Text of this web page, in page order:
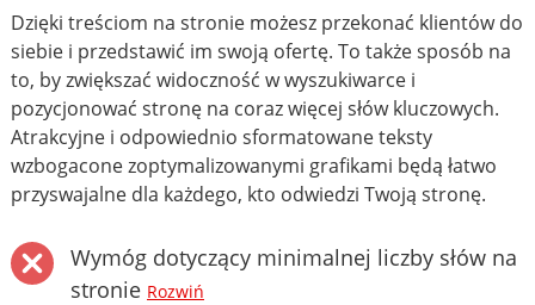
Dzięki treściom na stronie możesz przekonać klientów do
siebie i przedstawić im swoją ofertę. To także sposób na
to, by zwiększać widoczność w wyszukiwarce i
pozycjonować stronę na coraz więcej słów kluczowych.
Atrakcyjne i odpowiednio sformatowane teksty
wzbogacone zoptymalizowanymi grafikami będą łatwo
przyswajalne dla każdego, kto odwiedzi Twoją stronę.
Wymóg dotyczący minimalnej liczby słów na
stronie Rozwiń